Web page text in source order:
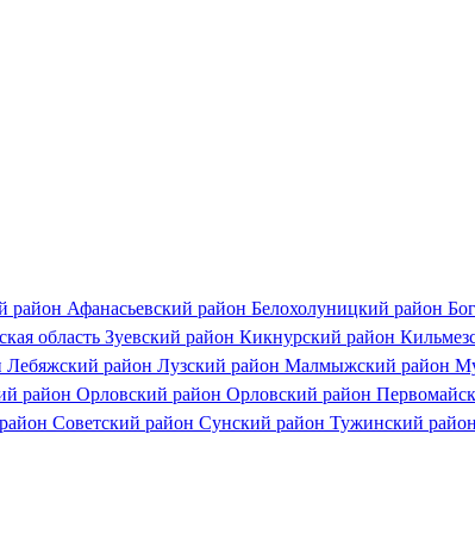
район Афанасьевский район Белохолуницкий район
область Зуевский район Кикнурский район
Лебяжский район Лузский район Малмыжский район
район Орловский район Орловский район
Советский район Сунский район Тужинский район